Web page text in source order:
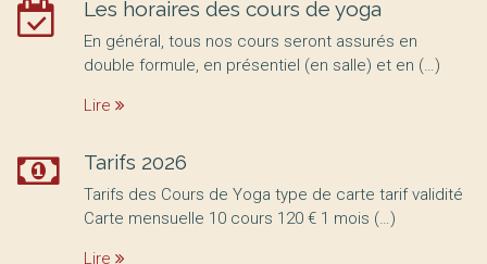
Les horaires des cours de yoga
En général, tous nos cours seront assurés en
double formule, en présentiel (en salle) et en (…)
Lire
Tarifs 2026
Tarifs des Cours de Yoga type de carte tarif validité
Carte mensuelle 10 cours 120 € 1 mois (…)
Lire